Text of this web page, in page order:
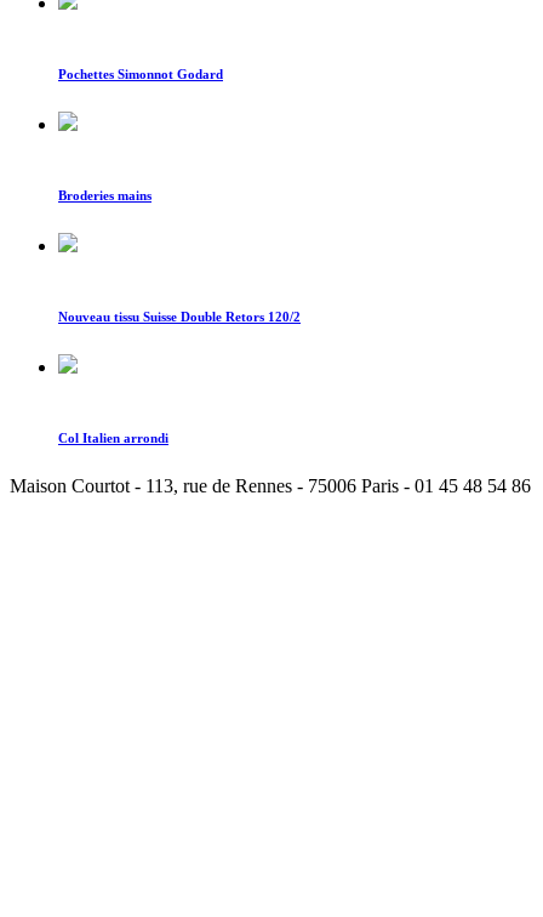
Pochettes Simonnot Godard
Broderies mains
Nouveau tissu Suisse Double Retors 120/2
Col Italien arrondi
Maison Courtot - 113, rue de Rennes - 75006 Paris - 01 45 48 54 86